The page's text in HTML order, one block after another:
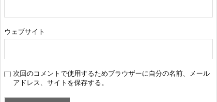
ウェブサイト
次回のコメントで使用するためブラウザーに自分の名前、メール
アドレス、サイトを保存する。